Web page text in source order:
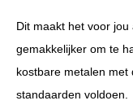
Dit maakt het voor
gemakkelijker om te
kostbare metalen
standaarden voldoen.